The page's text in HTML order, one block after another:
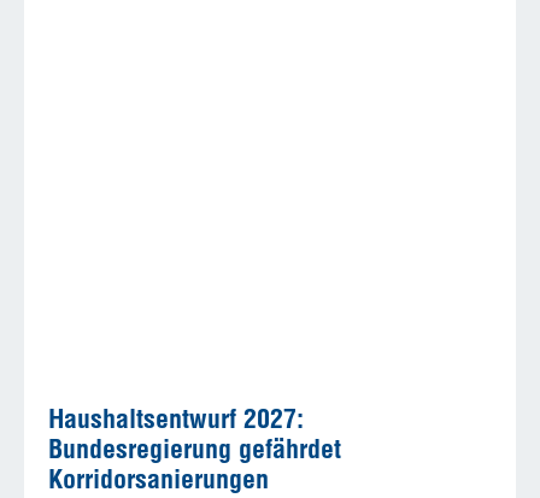
Haushaltsentwurf 2027:
Bundesregierung gefährdet
Korridorsanierungen